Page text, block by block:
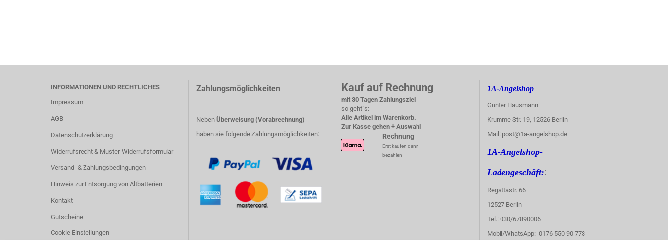
INFORMATIONEN UND RECHTLICHES
Impressum
AGB
Datenschutzerklärung
Widerrufsrecht & Muster-Widerrufsformular
Versand- & Zahlungsbedingungen
Hinweis zur Entsorgung von Altbatterien
Kontakt
Gutscheine
Cookie Einstellungen
Zahlungsmöglichkeiten
NebenÜberweisung (Vorabrechnung)
haben sie folgende Zahlungsmöglichkeiten:
Kauf auf Rechnung
mit 30 Tagen Zahlungsziel
so geht´s:
Alle Artikel im Warenkorb.
Zur Kasse gehen + Auswahl
Rechnung
Erst kaufen dann
bezahlen
1A-Angelshop
Gunter Hausmann
Krumme Str. 19, 12526 Berlin
Mail: post@1a-angelshop.de
1A-Angelshop-
Ladengeschäft::
Regattastr. 66
12527 Berlin
Tel.: 030/67890006
Mobil/WhatsApp: 0176 550 90 773